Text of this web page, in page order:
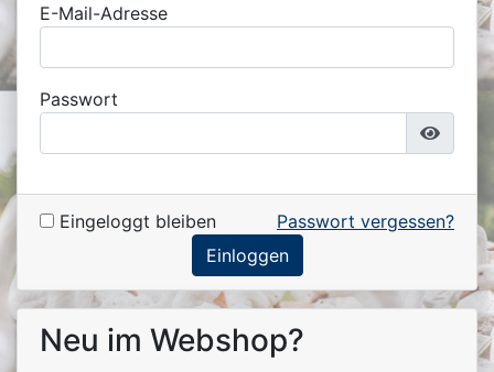
E-Mail-Adresse
Passwort
Eingeloggt bleiben
Passwort vergessen?
Einloggen
Neu im Webshop?